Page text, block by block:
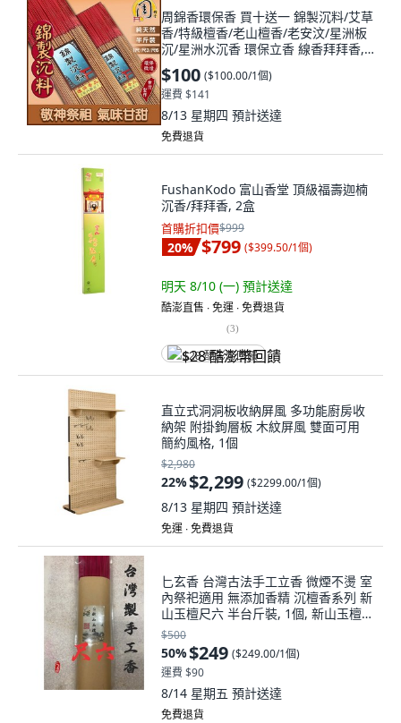
周錦香環保香 買十送一 錦製沉料/艾草
香/特級檀香/老山檀香/老安汶/星洲板
沉/星洲水沉香 環保立香 線香拜拜香,
1個, 錦製沉料(環保)-$100,尺3
$100 ($100.00/1個)
運費 $141
8/13 星期四 預計送達
免費退貨
FushanKodo 富山香堂 頂級福壽迦楠
沉香/拜拜香, 2盒
首購折扣價$999
20% $799 ($399.50/1個)
明天 8/10 (一) 預計送達
酷澎直售 ∙ 免運 ∙ 免費退貨
(3)
$28 酷澎幣回饋
直立式洞洞板收納屏風 多功能廚房收
納架 附掛鉤層板 木紋屏風 雙面可用
簡約風格, 1個
$2,980
22%$2,299 ($2299.00/1個)
8/13 星期四 預計送達
免運 ∙ 免費退貨
匕玄香 台灣古法手工立香 微煙不燙 室
內祭祀適用 無添加香精 沉檀香系列 新
山玉檀尺六 半台斤裝, 1個, 新山玉檀尺
6,半台斤裝(300克)
$500
50%$249 ($249.00/1個)
運費 $90
8/14 星期五 預計送達
免費退貨